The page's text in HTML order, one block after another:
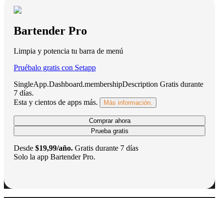
Bartender Pro
Limpia y potencia tu barra de menú
Pruébalo gratis con Setapp
SingleApp.Dashboard.membershipDescription Gratis durante
7 días.
Esta y cientos de apps más.
Más información.
Comprar ahora
Prueba gratis
Desde $19,99/año. Gratis durante 7 días
Solo la app Bartender Pro.